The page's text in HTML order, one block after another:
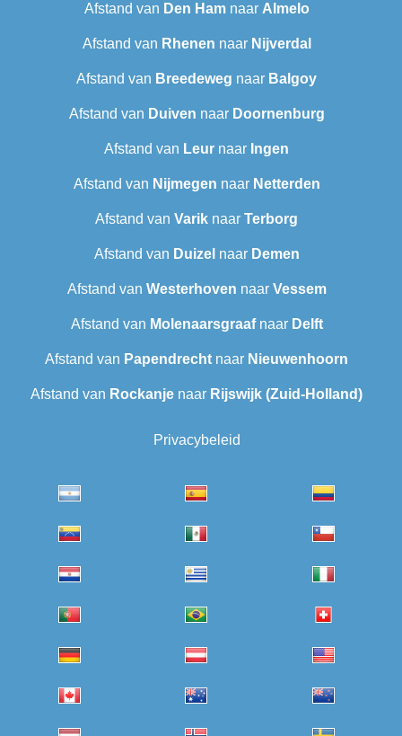
Afstand van Den Hamnaar Almelo
Afstand van Rhenen naar Nijverdal
Afstand van Breedeweg naar Balgoy
Afstand van Duiven naar Doornenburg
Afstand van Leur naar Ingen
Afstand van Nijmegen naar Netterden
Afstand van Varik naar Terborg
Afstand van Duizel naar Demen
Afstand van Westerhoven naar Vessem
Afstand van Molenaarsgraafnaar Delft
Afstand van Papendrecht naar Nieuwenhoorn
Afstand van Rockanje naar Rijswijk (Zuid-Holland)
Privacybeleid